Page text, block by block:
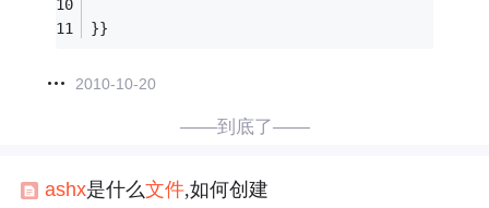
}}
2010-10-20
——到底了——
ashx是什么文件,如何创建